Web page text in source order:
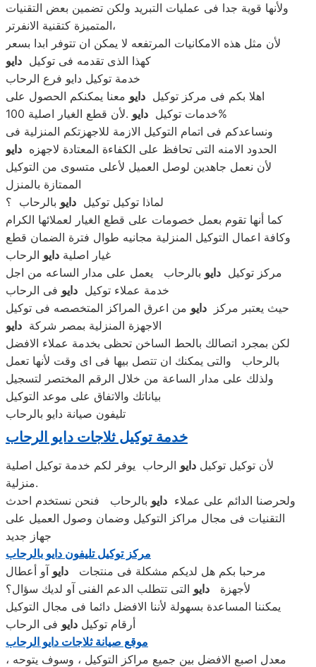
ولأنها قوية جدا فى عمليات التبريد ولكن تضمين بعض التقنيات
المتميزة كتقنية الانفرتر،
لأن مثل هذه الامكانيات المرتفعه لا يمكن ان تتوفر ابدا بسعر
كهذا الذى تقدمه فى توكيل دايو
خدمة توكيل دايو فرع الرحاب
اهلا بكم فى مركز توكيل دايو معنا يمكنكم الحصول على
خدمات توكيل دايو
.لأن قطع الغيار اصلية 100%
ونساعدكم فى اتمام التوكيل الازمة للاجهزتكم المنزلية فى
الحدود الامنه التى تحافظ على الكفاءة المعتادة لاجهزه دايو
لأن نعمل جاهدين لوصل العميل لأعلى متسوى من التوكيل
الممتازة بالمنزل
لماذا توكيل توكيل دايو بالرحاب ؟
كما أنها تقوم بعمل خصومات على قطع الغيار لعملائها الكرام
وكافة اعمال التوكيل المنزلية مجانيه طوال فترة الضمان قطع
غيار اصلية دايو الرحاب
مركز توكيل دايو بالرحاب يعمل على مدار الساعه من اجل
خدمة عملاء توكيل دايو فى الرحاب
حيث يعتبر مركز دايو من اعرق المراكز المتخصصه فى توكيل
الاجهزة المنزلية بمصر شركة دايو
لكن بمجرد اتصالك بالحط الساخن تحظى بخدمة عملاء الافضل
بالرحاب والتى يمكنك ان تتصل بيها فى اى وقت لأنها تعمل
ولذلك على مدار الساعة من خلال الرقم المختصر لتسجيل
بياناتك والاتفاق على موعد التوكيل
تليفون صيانة دايو بالرحاب
خدمة توكيل ثلاجات دايو الرحاب
لأن توكيل توكيل دايو الرحاب يوفر لكم خدمة توكيل اصلية
منزلية.
ولحرصنا الدائم على عملاء دايو بالرحاب فنحن نستخدم احدث
التقنيات فى مجال مراكز التوكيل وضمان وصول العميل على
جهاز جديد
مركز توكيل تليفون دايو بالرحاب
مرحبا بكم هل لديكم مشكلة فى منتجات دايو آو أعطال
لأجهزة دايو التى تتطلب الدعم الفنى آو لديك سؤال؟
يمكننا المساعدة بسهولة لأننا الافضل دائما فى مجال التوكيل
أرقام توكيل دايو فى الرحاب
موقع صيانة ثلاجات دايو الرحاب
معدل اصبع الافضل بين جميع مراكز التوكيل ، وسوف يتوحه ،